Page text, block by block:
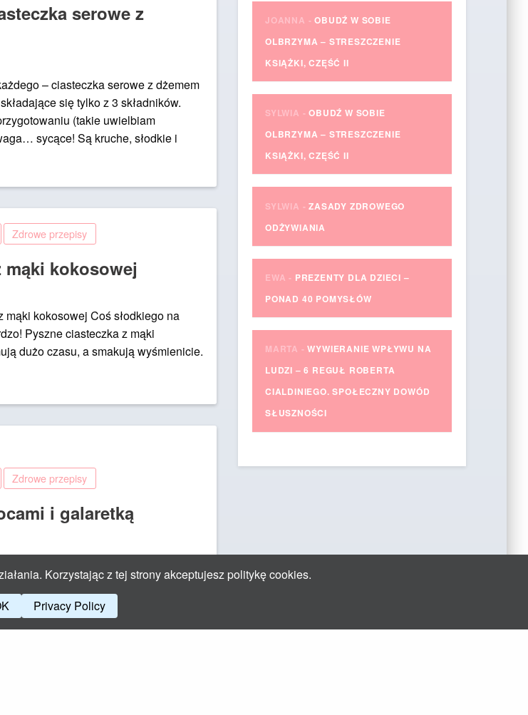
serowe z
– ciasteczka serowe z dżemem
się tylko z 3 składników.
(takie uwielbiam
sycące! Są kruche, słodkie i
Zdrowe przepisy
mąki kokosowej
mąki kokosowej Coś słodkiego na
Pyszne ciasteczka z mąki
dużo czasu, a smakują wyśmienicie.
Zdrowe przepisy
i galaretką
ciasto z owocami i galaretką!
JOANNA -OBUDŹ W SOBIE
OLBRZYMA – STRESZCZENIE
KSIĄŻKI, CZĘŚĆ II
SYLWIA -OBUDŹ W SOBIE
OLBRZYMA – STRESZCZENIE
KSIĄŻKI, CZĘŚĆ II
SYLWIA -ZASADY ZDROWEGO
ODŻYWIANIA
EWA - PREZENTY DLA DZIECI –
PONAD 40 POMYSŁÓW
MARTA -WYWIERANIE WPŁYWU NA
LUDZI – 6 REGUŁ ROBERTA
CIALDINIEGO. SPOŁECZNY DOWÓD
SŁUSZNOŚCI
Korzystając z tej strony akceptujesz politykę cookies.
Privacy Policy